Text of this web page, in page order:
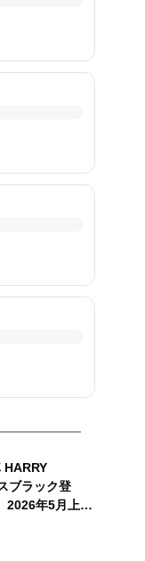
HARRY
ブラック登
年5月上旬